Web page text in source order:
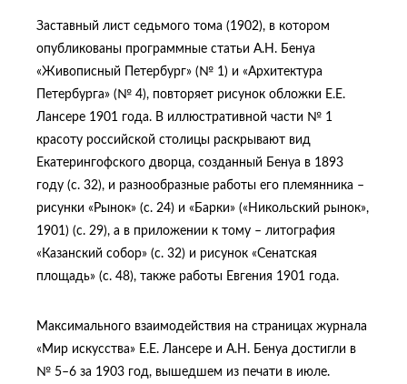
Заставный лист седьмого тома (1902), в котором
опубликованы программные статьи А.Н. Бенуа
«Живописный Петербург» (№ 1) и «Архитектура
Петербурга» (№ 4), повторяет рисунок обложки Е.Е.
Лансере 1901 года. В иллюстративной части № 1
красоту российской столицы раскрывают вид
Екатерингофского дворца, созданный Бенуа в 1893
году (с. 32), и разнообразные работы его племянника –
рисунки «Рынок» (с. 24) и «Барки» («Никольский рынок»,
1901) (с. 29), а в приложении к тому – литография
«Казанский собор» (с. 32) и рисунок «Сенатская
площадь» (с. 48), также работы Евгения 1901 года.
Максимального взаимодействия на страницах журнала
«Мир искусства» Е.Е. Лансере и А.Н. Бенуа достигли в
№ 5–6 за 1903 год, вышедшем из печати в июле.